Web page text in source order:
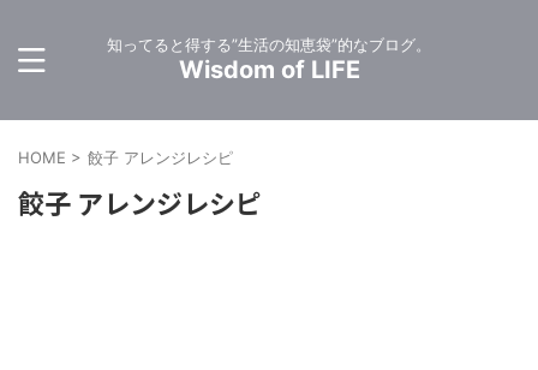
知ってると得する”生活の知恵袋”的なブログ。
Wisdom of LIFE
HOME > 餃子 アレンジレシピ
餃子 アレンジレシピ